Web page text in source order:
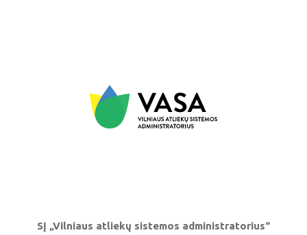
SĮ „Vilniaus atliekų sistemos administratorius“